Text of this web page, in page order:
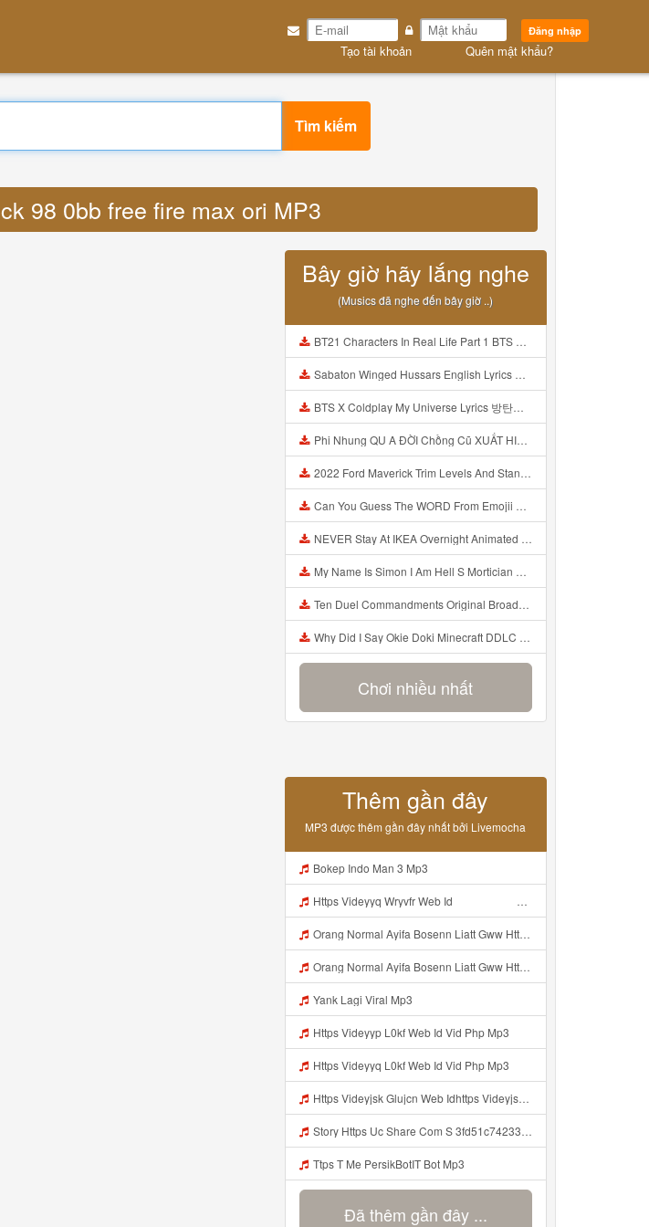
Đăng nhập
Tạo tài khoản Quên mật khẩu?
Tìm kiếm
98 0bb free fire max ori MP3
Bây giờ hãy lắng nghe
(Musics đã nghe đến bây giờ ..)
BT21 Characters In Real Life Part 1 BTS AND BT21 방탄소년단 BT21 BT21아가들은 아빠조아 따라쟁이들 BTS Vs BT21 Mp3
Sabaton Winged Hussars English Lyrics Mp3
BTS X Coldplay My Universe Lyrics 방탄소년단 콜드플레이 My Universe 가사 Color Coded Lyrics Han Rom Eng Mp3
Phi Nhung QU A ĐỜI Chồng Cũ XUẤT HIỆN Khóc Hối Hận Vì Làm Điều KHỦNG KHIẾP Với Cô Mp3
2022 Ford Maverick Trim Levels And Standard Features Explained Mp3
Can You Guess The WORD From Emojii COMPOUND WORD EMOJII CHALLENGE 90 PEOPLE FAIL Guess Mp3
NEVER Stay At IKEA Overnight Animated SCP 3008 Horror Story Mp3
My Name Is Simon I Am Hell S Mortician And I Am Going To Kill God Creepypasta Mp3
Ten Duel Commandments Original Broadway Cast Of Hamilton Lyrics Mp3
Why Did I Say Okie Doki Minecraft DDLC Animated Music Video Song By The Stupendium Mp3
Chơi nhiều nhất
Thêm gần đây
MP3 được thêm gần đây nhất bởi Livemocha
Bokep Indo Man 3 Mp3
Https Videyyq Wryvfr Web Idᅠ ᅠ ᅠ ᅠ ᅠ ᅠ ᅠ ᅠ ᅠ ᅠ ᅠ ᅠ ᅠ ᅠ ᅠ ᅠ ᅠ ᅠ ᅠ ᅠ Ok ᅠ ᅠ ᅠ ᅠ ᅠ ᅠ ᅠ ᅠ ᅠ ᅠ ᅠ ᅠ ᅠ ᅠ ᅠ ᅠ ᅠ ᅠ ᅠ ᅠ ᅠ ᅠ ᅠ ᅠ ᅠ ᅠ ᅠ ᅠ ᅠ Mp3
Orang Normal Ayifa Bosenn Liatt Gww Https Videy Vt My Id QN3pq ᅠ ᅠ ᅠ ᅠ ᅠ ᅠ ᅠ ᅠ ᅠ ᅠ ᅠ ᅠ ᅠ ᅠ ᅠ ᅠ ᅠ ᅠ ᅠ ᅠ OKK ᅠ ᅠ ᅠ ᅠ ᅠ ᅠ ᅠ ᅠ ᅠ ᅠ ᅠ ᅠ ᅠ ᅠ ᅠ ᅠ ᅠ ᅠ ᅠ ᅠ ᅠ ᅠ ᅠ ᅠ ᅠ ᅠ ᅠ ᅠ ᅠ ᅠ ᅠ ᅠ ᅠ ᅠ ᅠ ᅠ ᅠ ᅠ ᅠ ᅠ Mp3
Orang Normal Ayifa Bosenn Liatt Gww Https Videy Vt My Id QN3pq ᅠ ᅠ ᅠ ᅠ ᅠ ᅠ ᅠ ᅠ ᅠ ᅠ ᅠ ᅠ ᅠ ᅠ ᅠ ᅠ ᅠ ᅠ ᅠ ᅠ OKK ᅠ ᅠ ᅠ ᅠ ᅠ ᅠ ᅠ ᅠ ᅠ ᅠ ᅠ ᅠ ᅠ ᅠ ᅠ ᅠ ᅠ ᅠ ᅠ ᅠ ᅠ ᅠ ᅠ ᅠ ᅠ ᅠ ᅠ ᅠ ᅠ ᅠ ᅠ ᅠ ᅠ ᅠ ᅠ ᅠ ᅠ ᅠ ᅠ ᅠ Orang Normal Ayifa Bosenn Liatt Gww Https Videy Vt My Id QN3pq ᅠ ᅠ ᅠ Mp3
Yank Lagi Viral Mp3
Https Videyyp L0kf Web Id Vid Php Mp3
Https Videyyq L0kf Web Id Vid Php Mp3
Https Videyjsk Glujcn Web Idhttps Videyjsk Glujcn Web Id ᅠ Mp3
Story Https Uc Share Com S 3fd51c74233f4 La Id Mp3
Ttps T Me PersikBotIT Bot Mp3
Đã thêm gần đây ...